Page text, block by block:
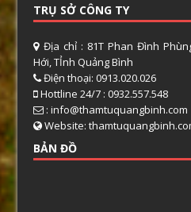
TRỤ SỞ CÔNG TY
Địa chỉ : 81T Phan Đình
Hới, TỈnh Quảng Bình
Điện thoại: 0913.020.026
Hottline 24/7 : 0932.557.548
: info@thamtuquangbinh.com
Website:
BẢN ĐỒ